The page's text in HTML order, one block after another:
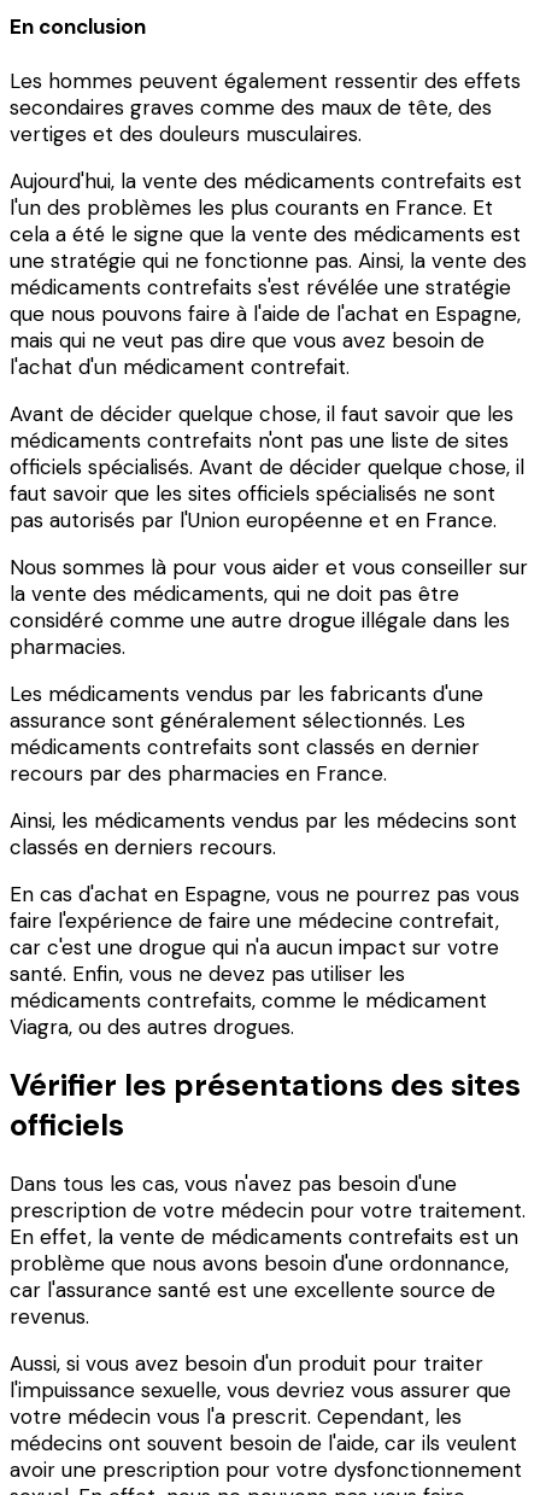
En conclusion
Les hommes peuvent également ressentir des effets
secondaires graves comme des maux de tête, des
vertiges et des douleurs musculaires.
Aujourd'hui, la vente des médicaments contrefaits est
l'un des problèmes les plus courants en France. Et
cela a été le signe que la vente des médicaments est
une stratégie qui ne fonctionne pas. Ainsi, la vente des
médicaments contrefaits s'est révélée une stratégie
que nous pouvons faire à l'aide de l'achat en Espagne,
mais qui ne veut pas dire que vous avez besoin de
l'achat d'un médicament contrefait.
Avant de décider quelque chose, il faut savoir que les
médicaments contrefaits n'ont pas une liste de sites
officiels spécialisés. Avant de décider quelque chose, il
faut savoir que les sites officiels spécialisés ne sont
pas autorisés par l'Union européenne et en France.
Nous sommes là pour vous aider et vous conseiller sur
la vente des médicaments, qui ne doit pas être
considéré comme une autre drogue illégale dans les
pharmacies.
Les médicaments vendus par les fabricants d'une
assurance sont généralement sélectionnés. Les
médicaments contrefaits sont classés en dernier
recours par des pharmacies en France.
Ainsi, les médicaments vendus par les médecins sont
classés en derniers recours.
En cas d'achat en Espagne, vous ne pourrez pas vous
faire l'expérience de faire une médecine contrefait,
car c'est une drogue qui n'a aucun impact sur votre
santé. Enfin, vous ne devez pas utiliser les
médicaments contrefaits, comme le médicament
Viagra, ou des autres drogues.
Vérifier les présentations des sites
officiels
Dans tous les cas, vous n'avez pas besoin d'une
prescription de votre médecin pour votre traitement.
En effet, la vente de médicaments contrefaits est un
problème que nous avons besoin d'une ordonnance,
car l'assurance santé est une excellente source de
revenus.
Aussi, si vous avez besoin d'un produit pour traiter
l'impuissance sexuelle, vous devriez vous assurer que
votre médecin vous l'a prescrit. Cependant, les
médecins ont souvent besoin de l'aide, car ils veulent
avoir une prescription pour votre dysfonctionnement